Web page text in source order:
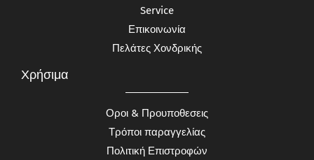
Service
Επικοινωνία
Πελάτες Χονδρικής
Χρήσιμα
Οροι & Προυποθεσεις
Τρόποι παραγγελίας
Πολιτική Επιστροφών